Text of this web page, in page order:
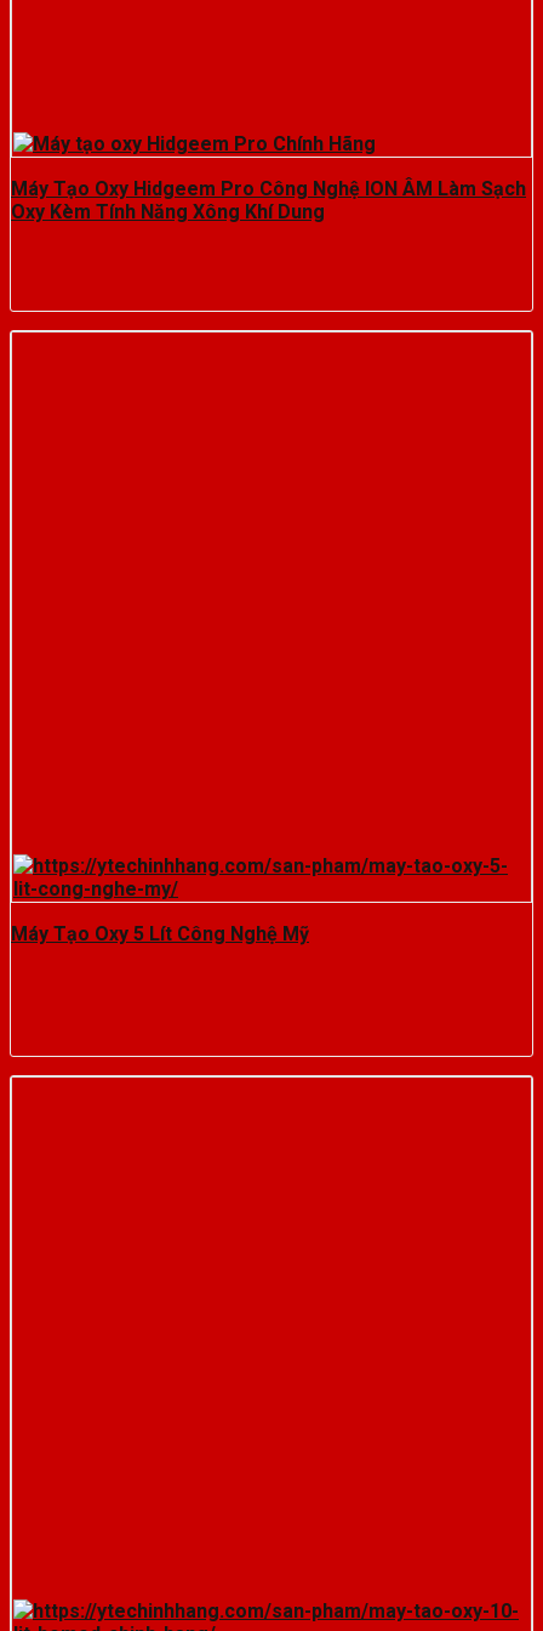
Máy Tạo Oxy Hidgeem Pro Công Nghệ ION ÂM Làm Sạch
Oxy Kèm Tính Năng Xông Khí Dung
Máy Tạo Oxy 5 Lít Công Nghệ Mỹ